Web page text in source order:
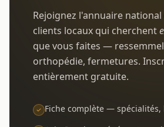
Rejoignez l'annuaire
clients locaux qui cherchent
que vous faites —
orthopédie, fermetures.
entièrement gratuite.
Fiche complète —